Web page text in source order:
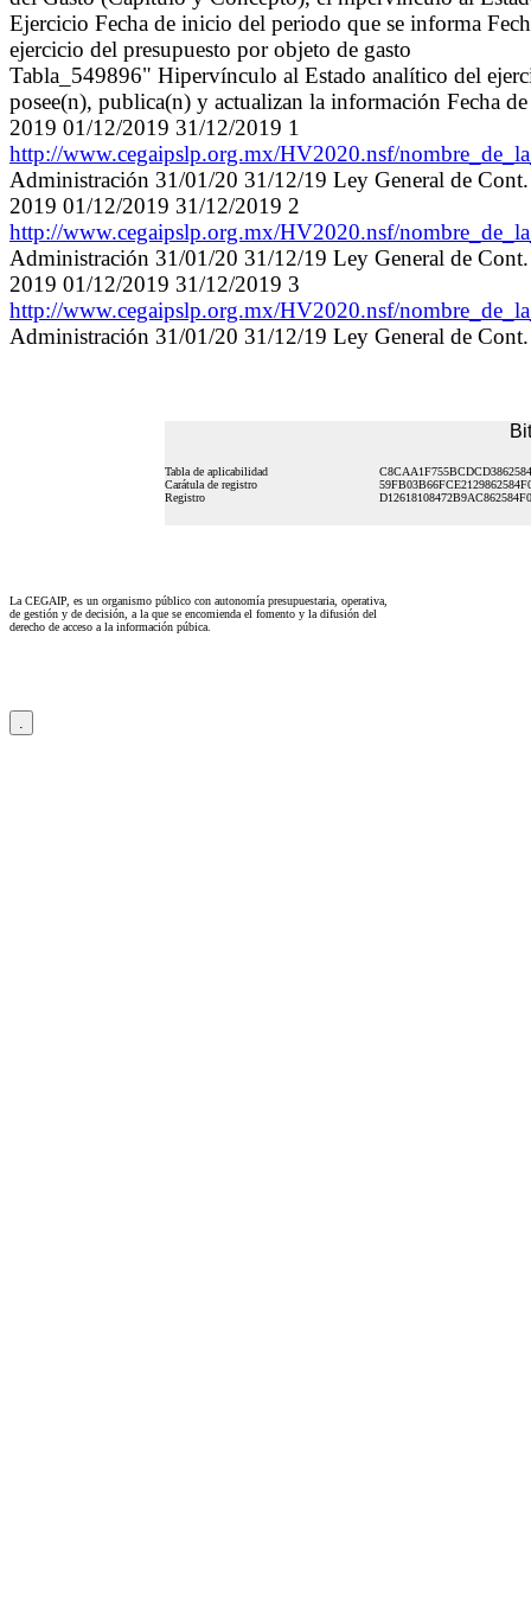
Ejercicio Fecha de inicio del periodo que se informa
ejercicio del presupuesto por objeto de gasto
Tabla_549896" Hipervínculo al Estado analítico del
posee(n), publica(n) y actualizan la información Fecha
2019 01/12/2019 31/12/2019 1
http://www.cegaipslp.org.mx/HV2020.nsf/
Administración 31/01/20 31/12/19 Ley General de
2019 01/12/2019 31/12/2019 2
http://www.cegaipslp.org.mx/HV2020.nsf/
Administración 31/01/20 31/12/19 Ley General de
2019 01/12/2019 31/12/2019 3
http://www.cegaipslp.org.mx/HV2020.nsf/
Administración 31/01/20 31/12/19 Ley General de
Tabla de aplicabilidad
Carátula de registro
Registro
La CEGAIP, es un organismo público con autonomía presupuestaria, operativa,
de gestión y de decisión, a la que se encomienda el fomento y la difusión del
derecho de acceso a la información púbica.